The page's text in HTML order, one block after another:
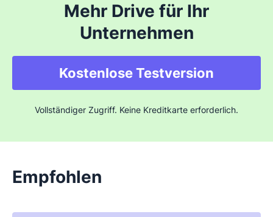
Mehr Drive für Ihr
Unternehmen
Kostenlose Testversion
Vollständiger Zugriff. Keine Kreditkarte erforderlich.
Empfohlen